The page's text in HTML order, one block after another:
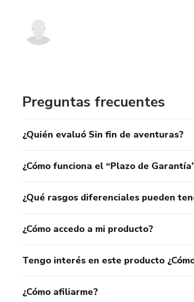
Preguntas frecuentes
¿Quién evaluó Sin fin de aventuras?
¿Cómo funciona el “Plazo de
¿Qué rasgos diferenciales pueden
¿Cómo accedo a mi producto?
Tengo interés en este producto
¿Cómo afiliarme?